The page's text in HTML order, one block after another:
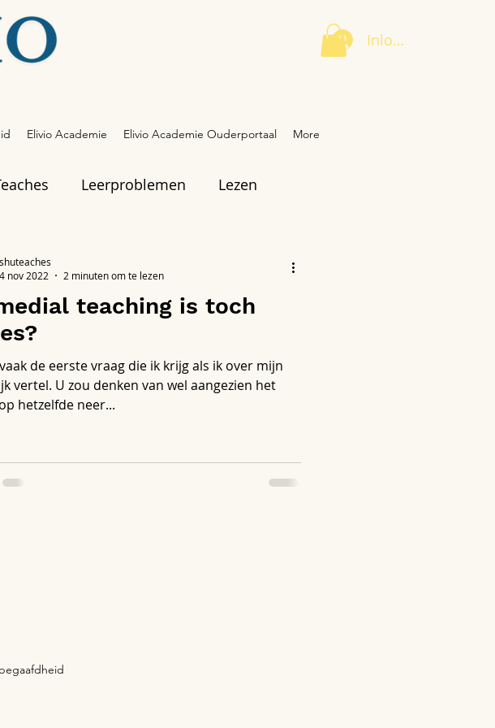
Inloggen
Elivio Academie Elivio Academie Ouderportaal More
Leerproblemen Lezen
teaching is toch
de eerste vraag die ik krijg als ik over mijn
vertel. U zou denken van wel aangezien het
hetzelfde neer...
shuteaches
4 nov 2022
2 minuten om te lezen